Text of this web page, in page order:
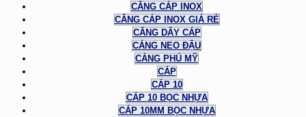
CĂNG CÁP INOX
CĂNG CÁP INOX GIÁ RẺ
CĂNG DÂY CÁP
CẢNG NEO ĐẬU
CẢNG PHÚ MỸ
CÁP
CÁP 10
CÁP 10 BỌC NHỰA
CÁP 10MM BỌC NHỰA